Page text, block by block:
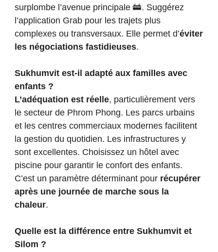
surplombe l’avenue principale 🚋. Suggérez
l’application Grab pour les trajets plus
complexes ou transversaux. Elle permet d’éviter
les négociations fastidieuses.
Sukhumvit est-il adapté aux familles avec
enfants ?
L’adéquation est réelle, particulièrement vers
le secteur de Phrom Phong. Les parcs urbains
et les centres commerciaux modernes facilitent
la gestion du quotidien. Les infrastructures y
sont excellentes. Choisissez un hôtel avec
piscine pour garantir le confort des enfants.
C’est un paramètre déterminant pour récupérer
après une journée de marche sous la
chaleur.
Quelle est la différence entre Sukhumvit et
Silom ?